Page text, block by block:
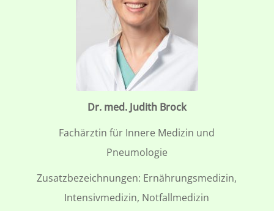
Dr. med. Judith Brock
Fachärztin für Innere Medizin und
Pneumologie
Zusatzbezeichnungen: Ernährungsmedizin,
Intensivmedizin, Notfallmedizin